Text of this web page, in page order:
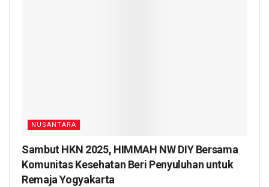
NUSANTARA
Sambut HKN 2025, HIMMAH NW DIY Bersama
Komunitas Kesehatan Beri Penyuluhan untuk
Remaja Yogyakarta